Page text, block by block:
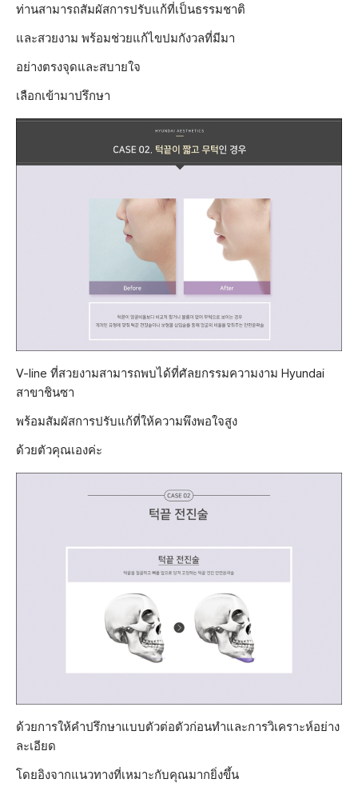
ท่านสามารถสัมผัสการปรับแก้ที่เป็นธรรมชาติ
และสวยงาม พร้อมช่วยแก้ไขปมกังวลที่มีมา
อย่างตรงจุดและสบายใจ
เลือกเข้ามาปรึกษา
V-line ที่สวยงามสามารถพบได้ที่ศัลยกรรมความงาม Hyundai
สาขาชินซา
พร้อมสัมผัสการปรับแก้ที่ให้ความพึงพอใจสูง
ด้วยตัวคุณเองค่ะ
ด้วยการให้คำปรึกษาแบบตัวต่อตัวก่อนทำและการวิเคราะห์อย่าง
ละเอียด
โดยอิงจากแนวทางที่เหมาะกับคุณมากยิ่งขึ้น